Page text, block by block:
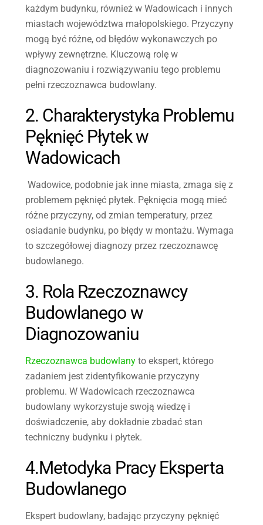
każdym budynku, również w Wadowicach i innych
miastach województwa małopolskiego. Przyczyny
mogą być różne, od błędów wykonawczych po
wpływy zewnętrzne. Kluczową rolę w
diagnozowaniu i rozwiązywaniu tego problemu
pełni rzeczoznawca budowlany.
2. Charakterystyka Problemu
Pęknięć Płytek w
Wadowicach
Wadowice, podobnie jak inne miasta, zmaga się z
problemem pęknięć płytek. Pęknięcia mogą mieć
różne przyczyny, od zmian temperatury, przez
osiadanie budynku, po błędy w montażu. Wymaga
to szczegółowej diagnozy przez rzeczoznawcę
budowlanego.
3. Rola Rzeczoznawcy
Budowlanego w
Diagnozowaniu
Rzeczoznawca budowlanyto ekspert, którego
zadaniem jest zidentyfikowanie przyczyny
problemu. W Wadowicach rzeczoznawca
budowlany wykorzystuje swoją wiedzę i
doświadczenie, aby dokładnie zbadać stan
techniczny budynku i płytek.
4.Metodyka Pracy Eksperta
Budowlanego
Ekspert budowlany, badając przyczyny pęknięć